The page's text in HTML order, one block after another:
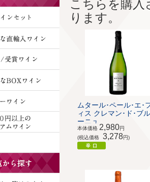
こちらを購
ります。
ムタール･ペール･エ･
ィス クレマン･ド･ブ
ーニュ ...
本体価格 2,980円
(税込価格
3,278円)